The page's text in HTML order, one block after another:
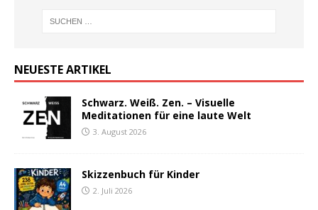
NEUESTE ARTIKEL
Schwarz. Weiß. Zen. – Visuelle
Meditationen für eine laute Welt
3. August 2026
Skizzenbuch für Kinder
2. Juli 2026